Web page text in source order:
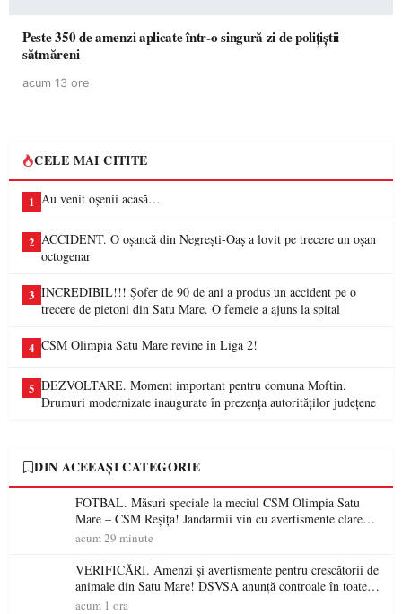
Peste 350 de amenzi aplicate într-o singură zi de polițiștii
sătmăreni
acum 13 ore
CELE MAI CITITE
1 Au venit oșenii acasă…
2 ACCIDENT. O oșancă din Negrești-Oaș a lovit pe trecere un oșan
octogenar
3 INCREDIBIL!!! Șofer de 90 de ani a produs un accident pe o
trecere de pietoni din Satu Mare. O femeie a ajuns la spital
4 CSM Olimpia Satu Mare revine în Liga 2!
5 DEZVOLTARE. Moment important pentru comuna Moftin.
Drumuri modernizate inaugurate în prezența autorităților județene
DIN ACEEAȘI CATEGORIE
FOTBAL. Măsuri speciale la meciul CSM Olimpia Satu
Mare – CSM Reșița! Jandarmii vin cu avertismente clare
pentru suporteri
acum 29 minute
VERIFICĂRI. Amenzi și avertismente pentru crescătorii de
animale din Satu Mare! DSVSA anunță controale în toate
gospodăriile și face apel la respectarea legii
acum 1 ora